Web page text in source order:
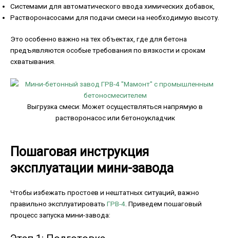
Системами для автоматического ввода химических добавок,
Растворонасосами для подачи смеси на необходимую высоту.
Это особенно важно на тех объектах, где для бетона
предъявляются особые требования по вязкости и срокам
схватывания.
Выгрузка смеси: Может осуществляться напрямую в
растворонасос или бетоноукладчик
Пошаговая инструкция
эксплуатации мини-завода
Чтобы избежать простоев и нештатных ситуаций, важно
правильно эксплуатировать ГРВ-4. Приведем пошаговый
процесс запуска мини-завода: